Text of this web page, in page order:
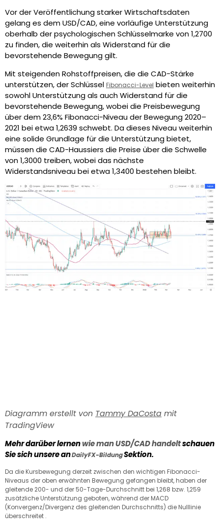
Vor der Veröffentlichung starker Wirtschaftsdaten
gelang es dem USD/CAD, eine vorläufige Unterstützung
oberhalb der psychologischen Schlüsselmarke von 1,2700
zu finden, die weiterhin als Widerstand für die
bevorstehende Bewegung gilt.
Mit steigenden Rohstoffpreisen, die die CAD-Stärke
unterstützen, der Schlüssel Fibonacci-Level bieten weiterhin
sowohl Unterstützung als auch Widerstand für die
bevorstehende Bewegung, wobei die Preisbewegung
über dem 23,6% Fibonacci-Niveau der Bewegung 2020–
2021 bei etwa 1,2639 schwebt. Da dieses Niveau weiterhin
eine solide Grundlage für die Unterstützung bietet,
müssen die CAD-Haussiers die Preise über die Schwelle
von 1,3000 treiben, wobei das nächste
Widerstandsniveau bei etwa 1,3400 bestehen bleibt.
Diagramm erstellt von Tammy DaCosta mit
TradingView
Mehr darüber lernenwie man USD/CAD handeltschauen
Sie sich unsere anDailyFX-BildungSektion.
Da die Kursbewegung derzeit zwischen den wichtigen Fibonacci-
Niveaus der oben erwähnten Bewegung gefangen bleibt, haben der
gleitende 200- und der 50-Tage-Durchschnitt bei 1,268 bzw. 1,259
zusätzliche Unterstützung geboten, während der MACD
(Konvergenz/Divergenz des gleitenden Durchschnitts) die Nulllinie
überschreitet .